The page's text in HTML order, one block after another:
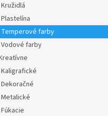
Kružidlá
Plastelína
Temperové farby
Vodové farby
Kaligrafické
Dekoračné
Metalické
Fúkacie